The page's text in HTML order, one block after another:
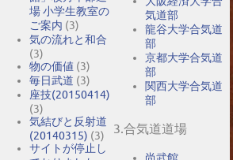
場 小学生教室の
ご案内 (3)
気の流れと和合
(3)
物の価値 (3)
毎日武道 (3)
座技(20150414)
(3)
気結びと反射道
(20140315) (3)
サイトが停止し
気道部
龍谷大学合気道
部
京都大学合気道
部
関西大学合気道
部
3.合気道道場
尚武館